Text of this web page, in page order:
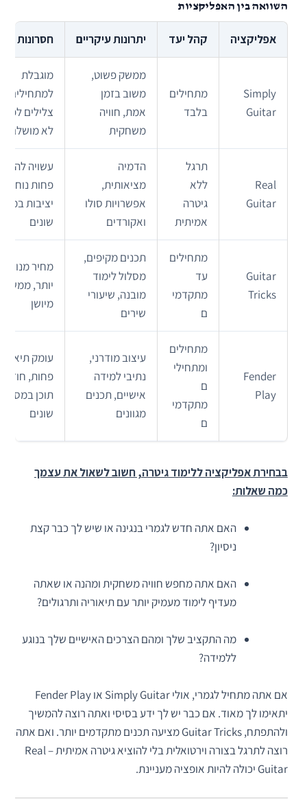
השוואה בין האפליקציות
אפליקציה קהל יעד יתרונות עיקריים חסרונות
Simply
Guitar
מתחילים
בלבד
ממשק פשוט,
משוב בזמן
אמת, חוויה
משחקית
מוגבלת
למתחילים,
צלילים
לא מושלם
Real
Guitar
תרגל
ללא
גיטרה
אמיתית
הדמיה
מציאותית,
אפשרויות סולו
ואקורדים
עשויה להיות
פחות נוחה,
יציבות
שונים
Guitar
Tricks
מתחילים
עד
מתקדמי
ם
תכנים מקיפים,
מסלול לימוד
מובנה, שיעורי
שירים
מחיר מנוי
יותר,
מיושן
Fender
Play
מתחילים
ומתחילי
ם
מתקדמי
ם
עיצוב מודרני,
נתיבי למידה
אישיים, תכנים
מגוונים
עומק
פחות,
תוכן
שונים
בבחירת אפליקציה ללימוד גיטרה, חשוב לשאול את עצמך
כמה שאלות:
האם אתה חדש לגמרי בנגינה או שיש לך כבר קצת
ניסיון?
האם אתה מחפש חוויה משחקית ומהנה או שאתה
מעדיף לימוד מעמיק יותר עם תיאוריה ותרגולים?
מה התקציב שלך ומהם הצרכים האישיים שלך בנוגע
ללמידה?
אם אתה מתחיל לגמרי, אולי Simply Guitar או Fender Play
יתאימו לך מאוד. אם כבר יש לך ידע בסיסי ואתה רוצה להמשיך
ולהתפתח, Guitar Tricks מציעה תכנים מתקדמים יותר. ואם אתה
רוצה לתרגל בצורה וירטואלית בלי להוציא גיטרה אמיתית – Real
Guitar יכולה להיות אופציה מעניינת.